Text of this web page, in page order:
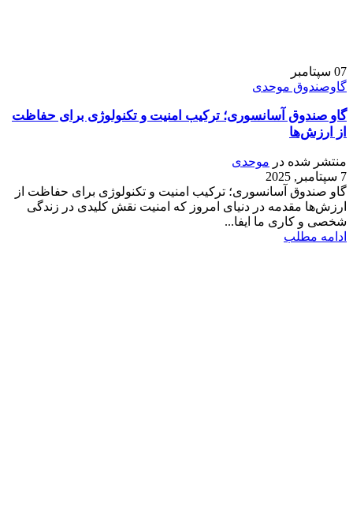
07 سپتامبر
گاوصندوق موحدی
گاو صندوق آسانسوری؛ ترکیب امنیت و تکنولوژی برای حفاظت
از ارزش‌ها
منتشر شده در موحدی
7 سپتامبر, 2025
گاو صندوق آسانسوری؛ ترکیب امنیت و تکنولوژی برای حفاظت از
ارزش‌ها مقدمه در دنیای امروز که امنیت نقش کلیدی در زندگی
شخصی و کاری ما ایفا...
ادامه مطلب